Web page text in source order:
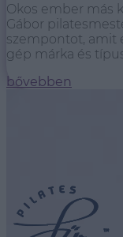
Okos ember más
Gábor
szempontot, amit
gép márka és
bővebben